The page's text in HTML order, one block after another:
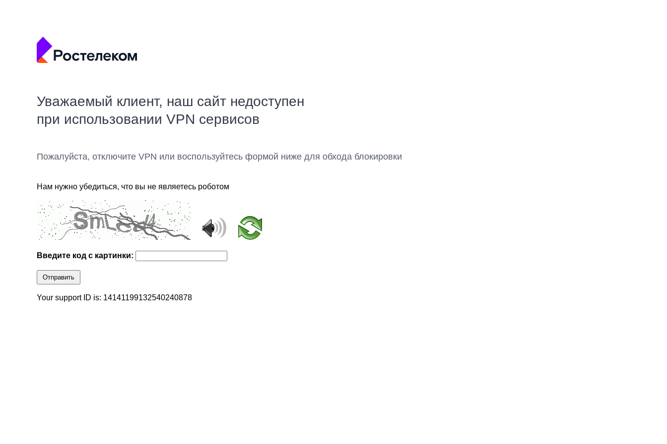
Уважаемый клиент, наш сайт недоступен
при использовании VPN сервисов
Пожалуйста, отключите VPN или воспользуйтесь формой ниже для обхода блокировки
Нам нужно убедиться, что вы не являетесь роботом
Введите код с картинки:
Отправить
Your support ID is: 14141199132540240878